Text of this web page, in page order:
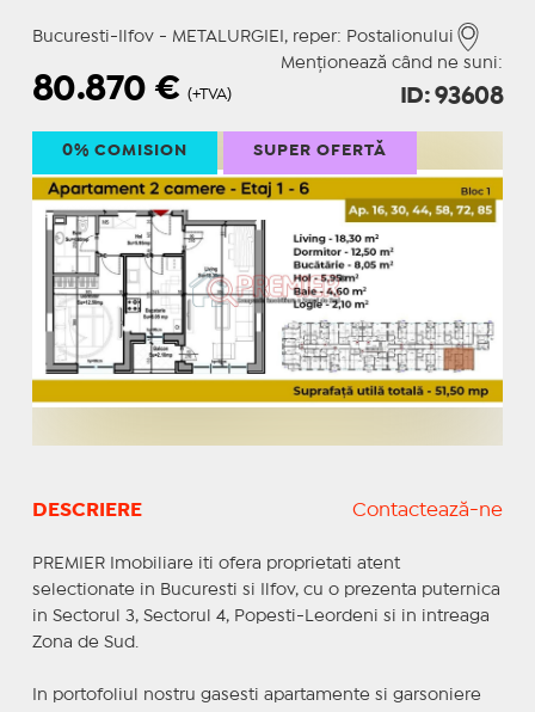
Bucuresti-Ilfov - METALURGIEI, reper: Postalionului
Menționează când ne suni:
80.870€ (+TVA) ID: 93608
0% COMISION SUPER OFERTĂ
DESCRIERE Contactează-ne
PREMIER Imobiliare iti ofera proprietati atent
selectionate in Bucuresti si Ilfov, cu o prezenta puternica
in Sectorul 3, Sectorul 4, Popesti-Leordeni si in intreaga
Zona de Sud.
In portofoliul nostru gasesti apartamente si garsoniere